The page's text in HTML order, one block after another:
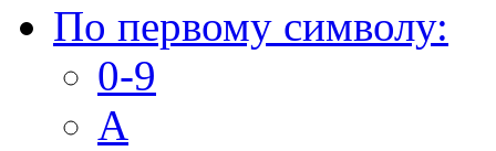
По первому символу:
0-9
A